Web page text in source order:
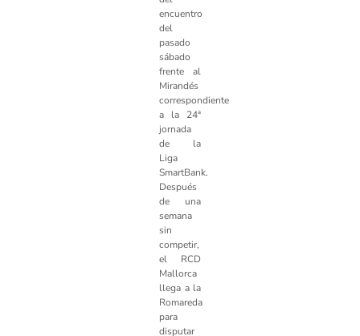
encuentro
del
pasado
sábado
frente al
Mirandés
correspondiente
a la 24ª
jornada
de la
Liga
SmartBank.
Después
de una
semana
sin
competir,
el RCD
Mallorca
llega a la
Romareda
para
disputar